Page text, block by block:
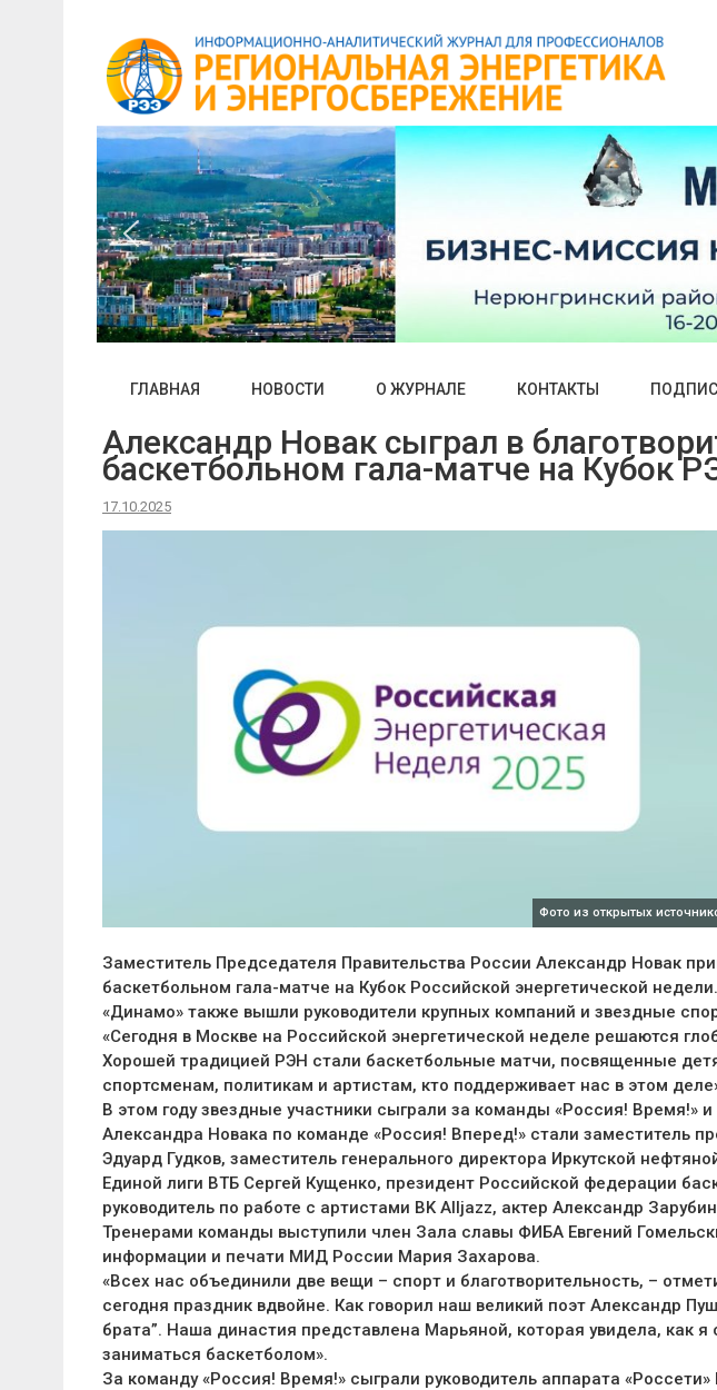
ГЛАВНАЯ НОВОСТИ О ЖУРНАЛЕ КОНТАКТЫ
Александр Новак сыграл в
баскетбольном гала-матче на Кубок
17.10.2025
Фото из открытых
Заместитель Председателя Правительства России Александр Новак
баскетбольном гала-матче на Кубок Российской энергетической
«Динамо» также вышли руководители крупных компаний и звездные
«Сегодня в Москве на Российской энергетической неделе решаются
Хорошей традицией РЭН стали баскетбольные матчи, посвященные
спортсменам, политикам и артистам, кто поддерживает нас в этом
В этом году звездные участники сыграли за команды «Россия! Время!»
Александра Новака по команде «Россия! Вперед!» стали заместитель
Эдуард Гудков, заместитель генерального директора Иркутской
Единой лиги ВТБ Сергей Кущенко, президент Российской федерации
руководитель по работе с артистами ВK Alljazz, актер Александр
Тренерами команды выступили член Зала славы ФИБА Евгений
информации и печати МИД России Мария Захарова.
«Всех нас объединили две вещи – спорт и благотворительность, –
сегодня праздник вдвойне. Как говорил наш великий поэт Александр
брата”. Наша династия представлена Марьяной, которая увидела, как я
заниматься баскетболом».
За команду «Россия! Время!» сыграли руководитель аппарата